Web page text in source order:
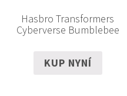
Hasbro Transformers
Cyberverse Bumblebee
KUP NYNÍ